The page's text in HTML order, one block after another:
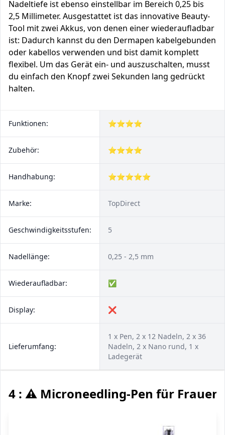
Nadeltiefe ist ebenso einstellbar im Bereich 0,25 bis
2,5 Millimeter. Ausgestattet ist das innovative Beauty-
Tool mit zwei Akkus, von denen einer wiederaufladbar
ist: Dadurch kannst du den Dermapen kabelgebunden
oder kabellos verwenden und bist damit komplett
flexibel. Um das Gerät ein- und auszuschalten, musst
du einfach den Knopf zwei Sekunden lang gedrückt
halten.
Funktionen: ⭐⭐⭐⭐
Zubehör: ⭐⭐⭐⭐
Handhabung: ⭐⭐⭐⭐⭐
Marke: TopDirect
Geschwindigkeitsstufen: 5
Nadellänge: 0,25 - 2,5 mm
Wiederaufladbar: ✅
Display: ❌
Lieferumfang:
1 x Pen, 2 x 12 Nadeln, 2 x 36
Nadeln, 2 x Nano rund, 1 x
Ladegerät
4 : ⚠️ Microneedling-Pen für